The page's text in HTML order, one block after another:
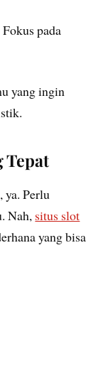
Fokus pada
yang ingin
Tepat
ya. Perlu
Nah, situs slot
yang bisa